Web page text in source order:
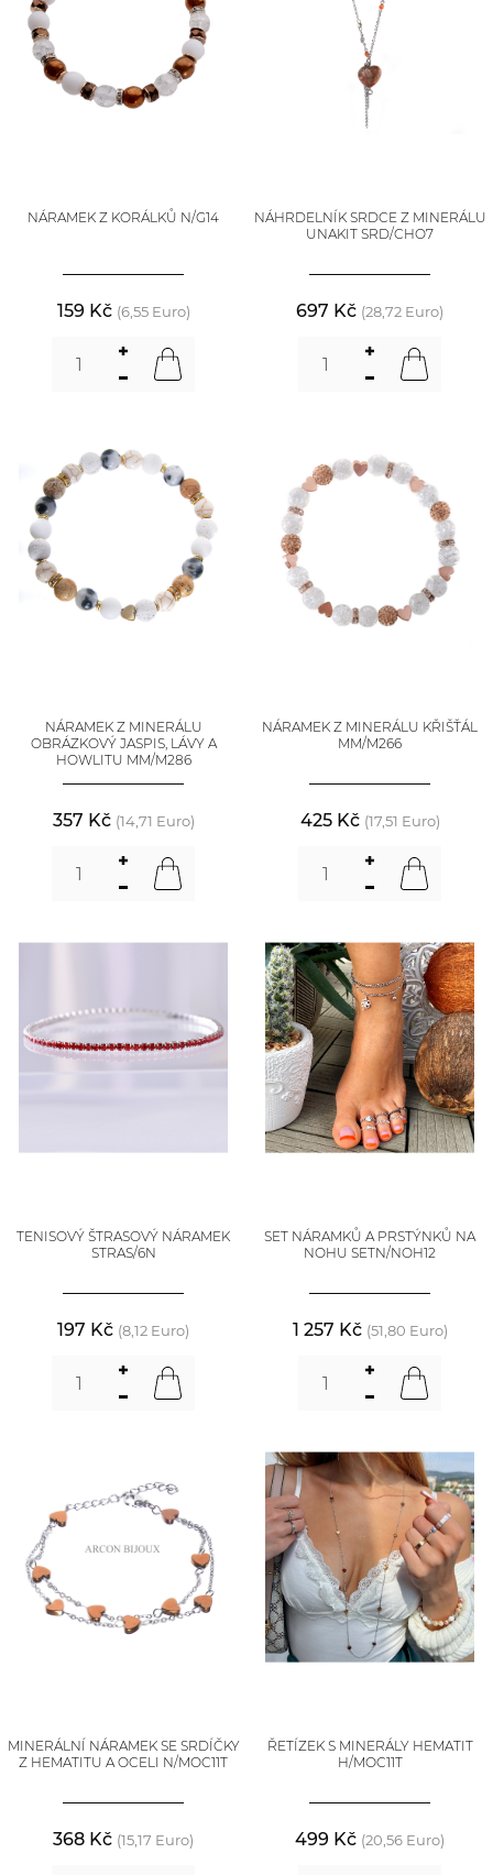
NÁRAMEK Z KORÁLKŮ N/G14
159 Kč (6,55 Euro)
NÁHRDELNÍK SRDCE Z MINERÁLU
UNAKIT SRD/CHO7
697 Kč (28,72 Euro)
NÁRAMEK Z MINERÁLU
OBRÁZKOVÝ JASPIS, LÁVY A
HOWLITU MM/M286
357 Kč (14,71 Euro)
NÁRAMEK Z MINERÁLU KŘIŠŤÁL
MM/M266
425 Kč (17,51 Euro)
TENISOVÝ ŠTRASOVÝ NÁRAMEK
STRAS/6N
197 Kč (8,12 Euro)
SET NÁRAMKŮ A PRSTÝNKŮ NA
NOHU SETN/NOH12
1 257 Kč (51,80 Euro)
MINERÁLNÍ NÁRAMEK SE SRDÍČKY
Z HEMATITU A OCELI N/MOC11T
368 Kč (15,17 Euro)
ŘETÍZEK S MINERÁLY HEMATIT
H/MOC11T
499 Kč (20,56 Euro)